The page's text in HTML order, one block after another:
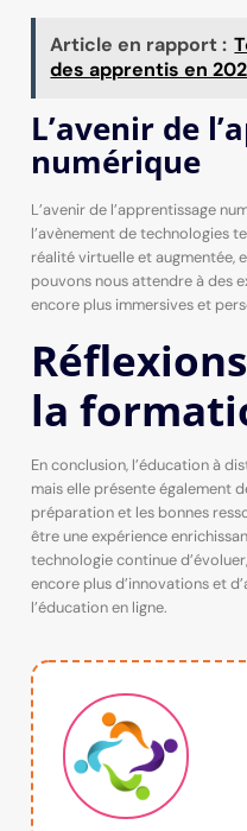
Article en rapport :
des apprentis en
L’avenir de
numérique
L’avenir de l’apprentissage
l’avènement de technologies
réalité virtuelle et augmentée,
pouvons nous attendre à des
encore plus immersives et
la
En conclusion, l’éducation à
mais elle présente également
préparation et les bonnes
être une expérience
technologie continue
encore plus d’innovations et
l’éducation en ligne.